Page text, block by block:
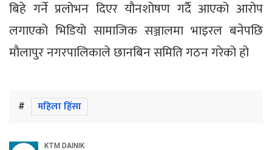
बिहे गर्ने प्रलोभन दिएर यौनशोषण गर्दै आएको आरोप
लगाएको भिडियो सामाजिक सञ्जालमा भाइरल बनेपछि
मौलापुर नगरपालिकाले छानबिन समिति गठन गरेको हो
# महिला हिंसा